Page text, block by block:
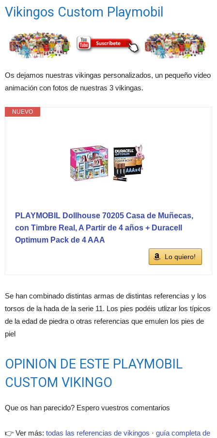
Vikingos Custom Playmobil
Os dejamos nuestras vikingas personalizados, un pequeño video
animación con fotos de nuestras 3 vikingas.
NUEVO
PLAYMOBIL Dollhouse 70205 Casa de Muñecas,
con Timbre Real, A Partir de 4 años + Duracell
Optimum Pack de 4 AAA
Lo quiero!
Se han combinado distintas armas de distintas referencias y los
torsos de la hada de la serie 11. Los pies podéis utlizar los típicos
de la edad de piedra o otras referencias que emulen los pies de
piel
OPINION DE ESTE PLAYMOBIL
CUSTOM VIKINGO
Que os han parecido? Espero vuestros comentarios
👉 Ver más: todas las referencias de vikingos · guía completa de